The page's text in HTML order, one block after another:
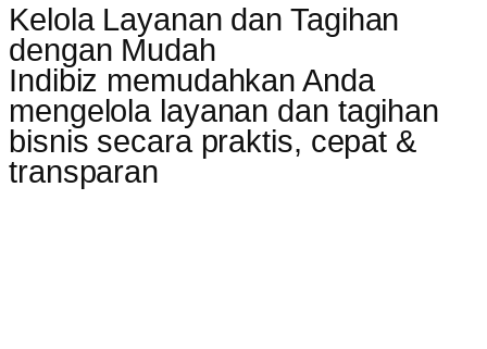
Kelola Layanan dan Tagihan
dengan Mudah
Indibiz memudahkan Anda
mengelola layanan dan tagihan
bisnis secara praktis, cepat &
transparan